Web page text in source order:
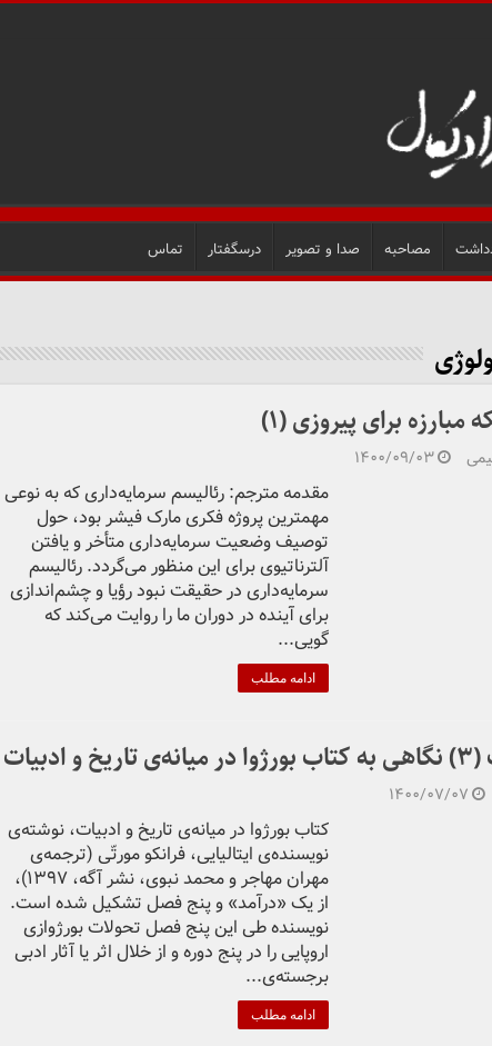
مصاحبه صدا و تصویر درسگفتار تماس
برای پیروزی (۱)
۱۴۰۰/۰۹/۰۳
مقدمه مترجم: رئالیسم سرمایه‌داری که به نوعی
مهمترین پروژه فکری مارک فیشر بود، حول
توصیف وضعیت سرمایه‌داری متأخر و یافتن
آلترناتیوی برای این منظور می‌گردد. رئالیسم
سرمایه‌داری در حقیقت نبود رؤیا و چشم‌اندازی
برای آینده در دوران ما را روایت می‌کند که
گویی...
ادامه مطلب
۱۴۰۰/۰۷/۰۷
کتاب بورژوا در میانه‌ی تاریخ و ادبیات، نوشته‌ی
نویسنده‌ی ایتالیایی، فرانکو مورتّی (ترجمه‌ی
مهران مهاجر و محمد نبوی، نشر آگه، ۱۳۹۷)،
از یک «درآمد» و پنج فصل تشکیل شده است.
نویسنده طی این پنج فصل تحولات بورژوازی
اروپایی را در پنج دوره و از خلال اثر یا آثار ادبی
برجسته‌ی...
ادامه مطلب